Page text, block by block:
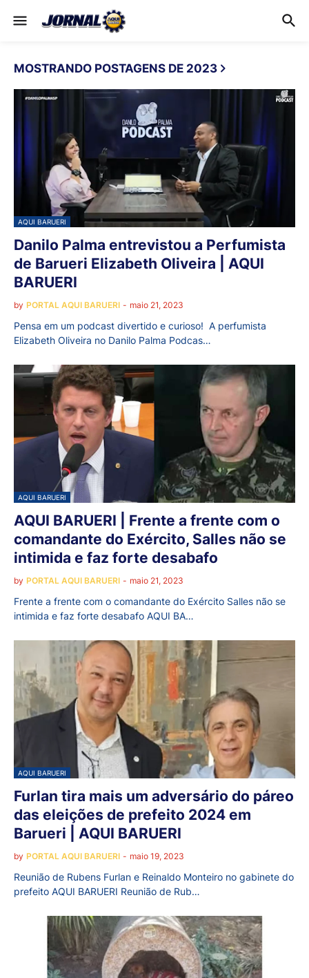
MOSTRANDO POSTAGENS DE 2023
AQUI BARUERI
Danilo Palma entrevistou a Perfumista
de Barueri Elizabeth Oliveira | AQUI
BARUERI
by PORTAL AQUI BARUERI - maio 21, 2023
Pensa em um podcast divertido e curioso! A perfumista
Elizabeth Oliveira no Danilo Palma Podcas…
AQUI BARUERI
AQUI BARUERI | Frente a frente com o
comandante do Exército, Salles não se
intimida e faz forte desabafo
by PORTAL AQUI BARUERI - maio 21, 2023
Frente a frente com o comandante do Exército Salles não se
intimida e faz forte desabafo AQUI BA…
AQUI BARUERI
Furlan tira mais um adversário do páreo
das eleições de prefeito 2024 em
Barueri | AQUI BARUERI
by PORTAL AQUI BARUERI - maio 19, 2023
Reunião de Rubens Furlan e Reinaldo Monteiro no gabinete do
prefeito AQUI BARUERI Reunião de Rub…